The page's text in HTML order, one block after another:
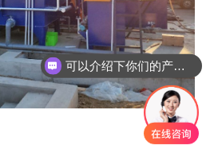
可以介绍下你们的产品么